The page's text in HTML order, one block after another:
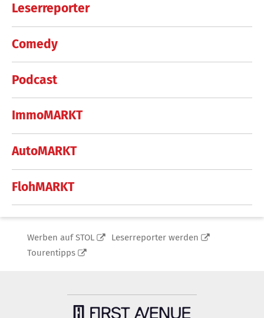
Leserreporter
Comedy
Podcast
ImmoMARKT
AutoMARKT
FlohMARKT
Werben auf STOL
Leserreporter werden
Tourentipps